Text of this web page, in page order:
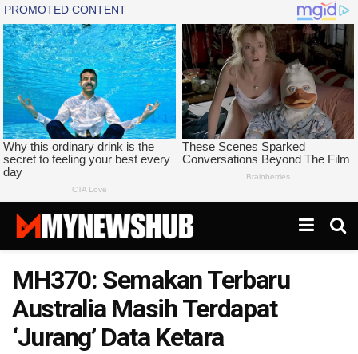
MH370: Semakan Terbaru
Australia Masih Terdapat
‘Jurang’ Data Ketara